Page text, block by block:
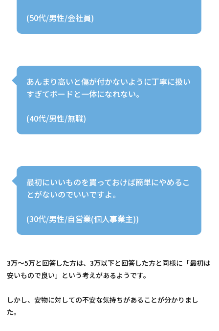
(50代/男性/会社員)
あんまり高いと傷が付かないように丁寧に扱い
すぎてボードと一体になれない。
(40代/男性/無職)
最初にいいものを買っておけば簡単にやめるこ
とがないのでいいですよ。
(30代/男性/自営業(個人事業主))
3万～5万と回答した方は、3万以下と回答した方と同様に「最初は
安いもので良い」という考えがあるようです。
しかし、安物に対しての不安な気持ちがあることが分かりまし
た。